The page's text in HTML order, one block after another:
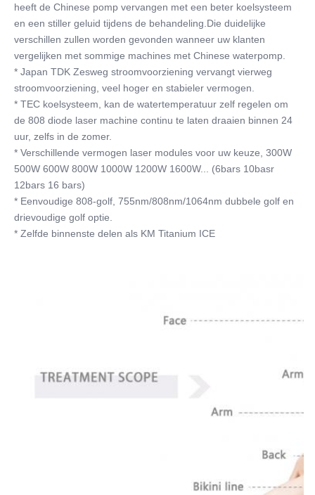
heeft de Chinese pomp vervangen met een beter koelsysteem
en een stiller geluid tijdens de behandeling.Die duidelijke
verschillen zullen worden gevonden wanneer uw klanten
vergelijken met sommige machines met Chinese waterpomp.
* Japan TDK Zesweg stroomvoorziening vervangt vierweg
stroomvoorziening, veel hoger en stabieler vermogen.
* TEC koelsysteem, kan de watertemperatuur zelf regelen om
de 808 diode laser machine continu te laten draaien binnen 24
uur, zelfs in de zomer.
* Verschillende vermogen laser modules voor uw keuze, 300W
500W 600W 800W 1000W 1200W 1600W... (6bars 10basr
12bars 16 bars)
* Eenvoudige 808-golf, 755nm/808nm/1064nm dubbele golf en
drievoudige golf optie.
* Zelfde binnenste delen als KM Titanium ICE